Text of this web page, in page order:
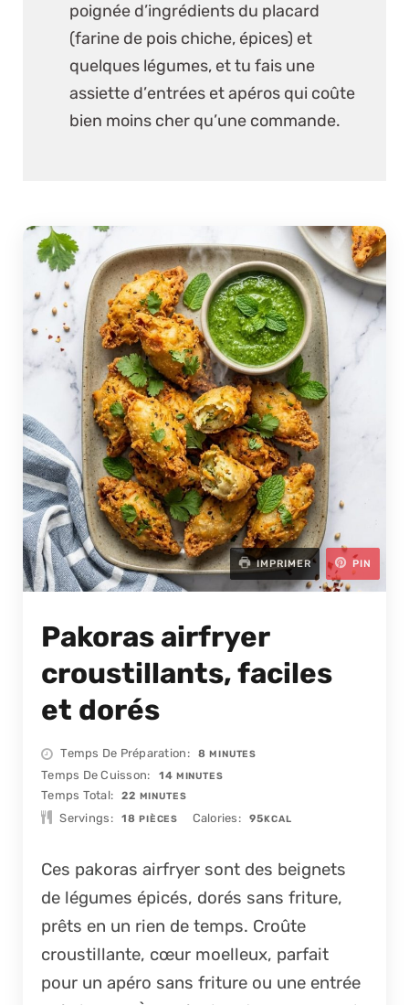
poignée d’ingrédients du placard
(farine de pois chiche, épices) et
quelques légumes, et tu fais une
assiette d’entrées et apéros qui coûte
bien moins cher qu’une commande.
IMPRIMER PIN
Pakoras airfryer
croustillants, faciles
et dorés
Temps De Préparation 8 MINUTES
MINUTES
Temps De Cuisson 14 MINUTES
MINUTES
Temps Total 22 MINUTES
MINUTES
Servings 18 PIÈCES Calories 95KCAL
Ces pakoras airfryer sont des beignets
de légumes épicés, dorés sans friture,
prêts en un rien de temps. Croûte
croustillante, cœur moelleux, parfait
pour un apéro sans friture ou une entrée